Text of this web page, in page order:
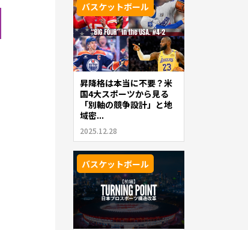
バスケットボール
昇降格は本当に不要？米
国4大スポーツから見る
「別軸の競争設計」と地
域密...
2025.12.28
バスケットボール